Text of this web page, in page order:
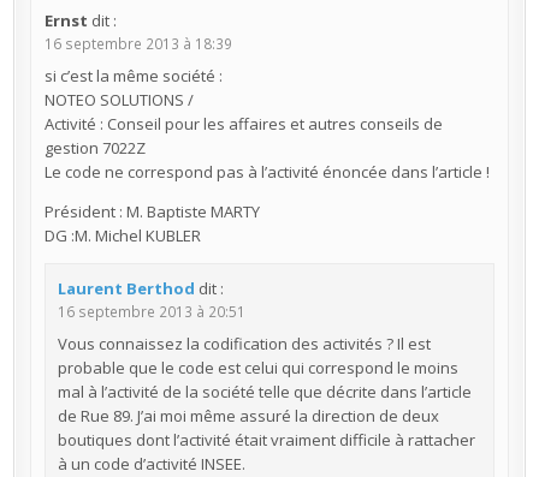
Ernst dit :
16 septembre 2013 à 18:39
si c’est la même société :
NOTEO SOLUTIONS /
Activité : Conseil pour les affaires et autres conseils de
gestion 7022Z
Le code ne correspond pas à l’activité énoncée dans l’article !
Président : M. Baptiste MARTY
DG :M. Michel KUBLER
Laurent Berthod dit :
16 septembre 2013 à 20:51
Vous connaissez la codification des activités ? Il est
probable que le code est celui qui correspond le moins
mal à l’activité de la société telle que décrite dans l’article
de Rue 89. J’ai moi même assuré la direction de deux
boutiques dont l’activité était vraiment difficile à rattacher
à un code d’activité INSEE.